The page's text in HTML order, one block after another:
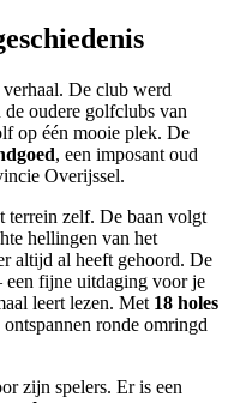
De club werd
oudere golfclubs van
op één mooie plek. De
, een imposant oud
Overijssel.
terrein zelf. De baan volgt
hellingen van het
altijd al heeft gehoord. De
een fijne uitdaging voor je
leert lezen. Met 18 holes
ronde omringd
zijn spelers. Er is een